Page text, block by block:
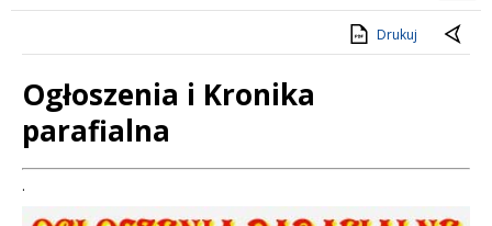
Drukuj
Ogłoszenia i Kronika
parafialna
Treść
.